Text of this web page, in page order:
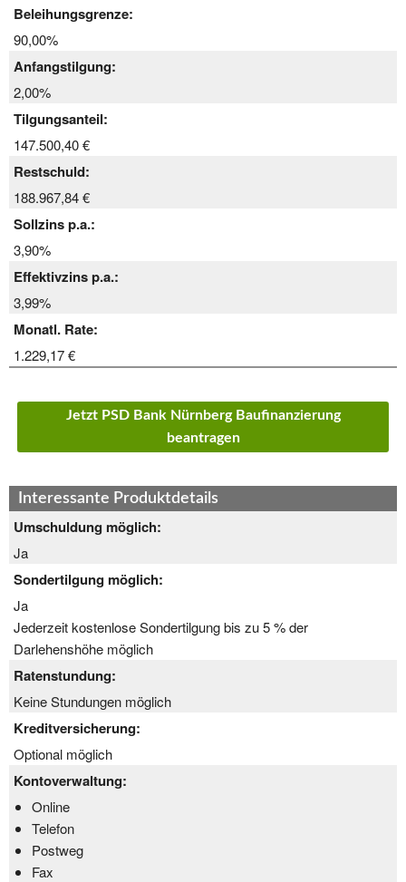
Beleihungsgrenze:
90,00%
Anfangstilgung:
2,00%
Tilgungsanteil:
147.500,40 €
Restschuld:
188.967,84 €
Sollzins p.a.:
3,90%
Effektivzins p.a.:
3,99%
Monatl. Rate:
1.229,17 €
Jetzt PSD Bank Nürnberg Baufinanzierung
beantragen
Interessante Produktdetails
Umschuldung möglich:
Ja
Sondertilgung möglich:
Ja
Jederzeit kostenlose Sondertilgung bis zu 5 % der
Darlehenshöhe möglich
Ratenstundung:
Keine Stundungen möglich
Kreditversicherung:
Optional möglich
Kontoverwaltung:
Online
Telefon
Postweg
Fax